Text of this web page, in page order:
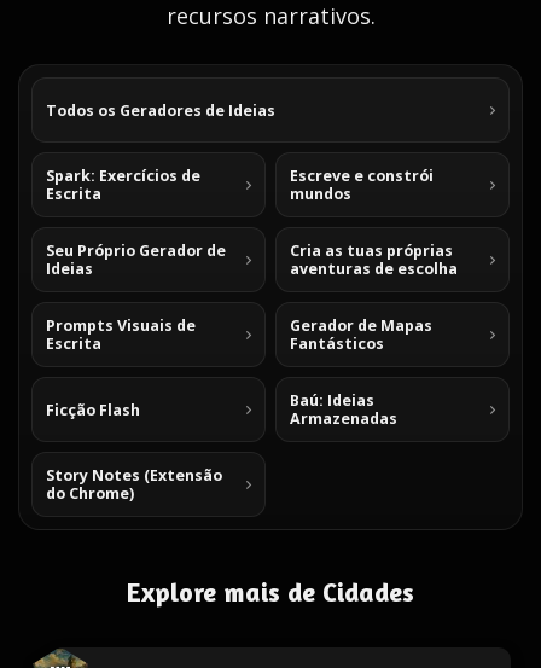
recursos narrativos.
Todos os Geradores de Ideias
Spark: Exercícios de
Escrita
Escreve e constrói
mundos
Seu Próprio Gerador de
Ideias
Cria as tuas próprias
aventuras de escolha
Prompts Visuais de
Escrita
Gerador de Mapas
Fantásticos
Ficção Flash
Baú: Ideias
Armazenadas
Story Notes (Extensão
do Chrome)
Explore mais de Cidades